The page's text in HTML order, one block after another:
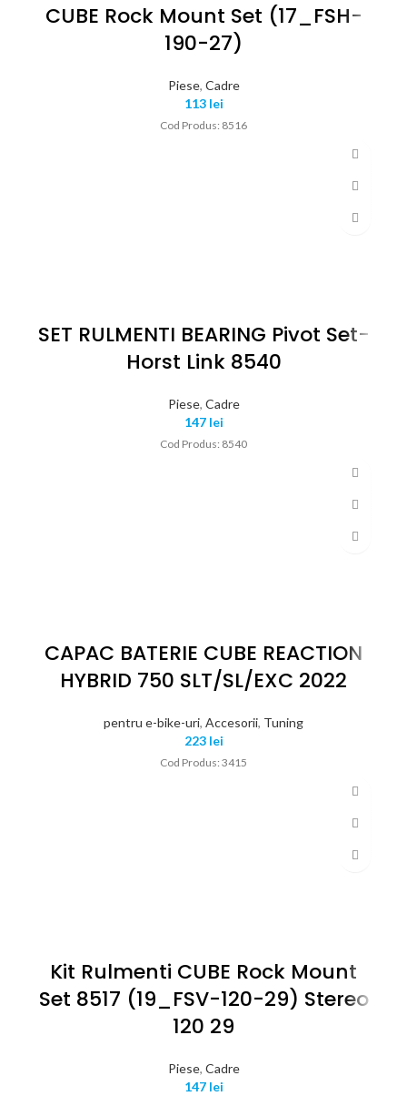
CUBE Rock Mount Set (17_FSH-
190-27)
Piese, Cadre
113 lei
Cod Produs: 8516
SET RULMENTI BEARING Pivot Set-
Horst Link 8540
Piese, Cadre
147 lei
Cod Produs: 8540
CAPAC BATERIE CUBE REACTION
HYBRID 750 SLT/SL/EXC 2022
pentru e-bike-uri, Accesorii, Tuning
223 lei
Cod Produs: 3415
Kit Rulmenti CUBE Rock Mount
Set 8517 (19_FSV-120-29) Stereo
120 29
Piese, Cadre
147 lei